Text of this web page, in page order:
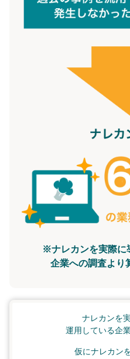
※ナレカンを実際に
企業への調査より
ナレカンを
運用している企
仮にナレカン